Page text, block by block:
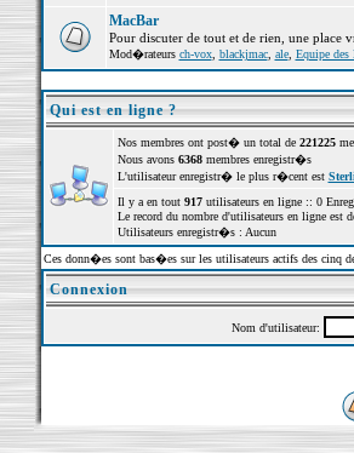
MacBar
Pour discuter de tout et de rien, une place
Mod�rateurs ch-vox, blackjmac, ale, Equipe des
Qui est en ligne ?
Nos membres ont post� un total de 221225
Nous avons 6368membres enregistr�s
L'utilisateur enregistr� le plus r�cent est
Il y a en tout 917utilisateurs en ligne :: 0
Le record du nombre d'utilisateurs en ligne est
Utilisateurs enregistr�s : Aucun
Ces donn�es sont bas�es sur les utilisateurs actifs des cinq
Connexion
Nom d'utilisateur: